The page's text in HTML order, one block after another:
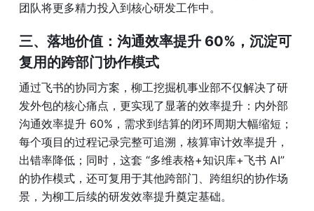
团队将更多精力投入到核心研发工作中。
三、落地价值：沟通效率提升 60%，沉淀可
复用的跨部门协作模式
通过飞书的协同方案，柳工挖掘机事业部不仅解决了研
发外包的核心痛点，更实现了显著的效率提升：内外部
沟通效率提升 60%，需求到结算的闭环周期大幅缩短；
每个项目的过程记录完整可追溯，核算审计效率提升，
出错率降低；同时，这套 “多维表格+知识库+飞书 AI”
的协作模式，还可复用于其他跨部门、跨组织的协作场
景，为柳工后续的研发效率提升奠定基础。